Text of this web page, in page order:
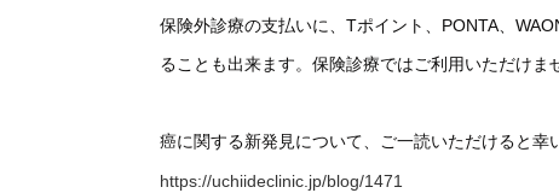
保険外診療の支払いに、Tポイント、PONTA、
ることも出来ます。保険診療ではご利用いただけま
癌に関する新発見について、ご一読いただけると幸
https://uchiideclinic.jp/blog/1471